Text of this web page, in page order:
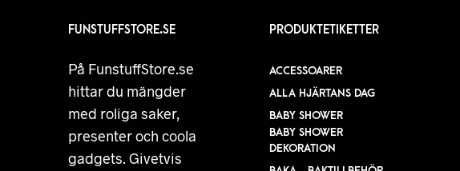
FUNSTUFFSTORE.SE
På FunstuffStore.se
hittar du mängder
med roliga saker,
presenter och coola
gadgets. Givetvis
PRODUKTETIKETTER
ACCESSOARER
ALLA HJÄRTANS DAG
BABY SHOWER
BABY SHOWER
DEKORATION